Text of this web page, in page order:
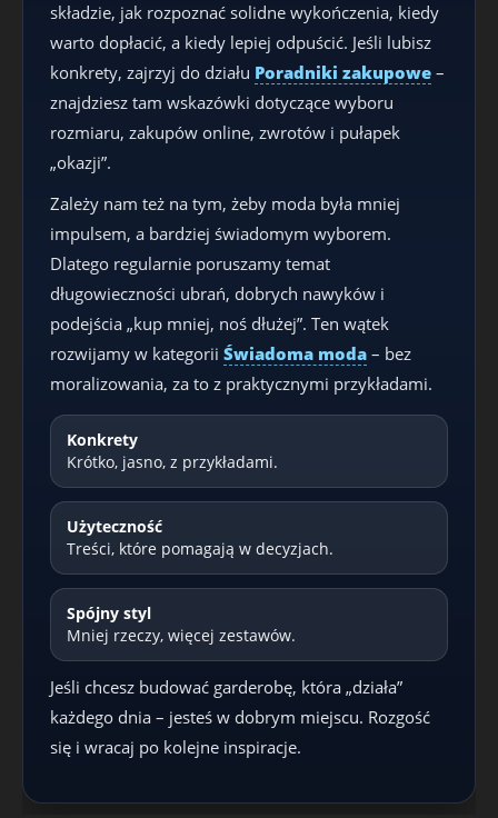
składzie, jak rozpoznać solidne wykończenia, kiedy
warto dopłacić, a kiedy lepiej odpuścić. Jeśli lubisz
konkrety, zajrzyj do działu Poradniki zakupowe –
znajdziesz tam wskazówki dotyczące wyboru
rozmiaru, zakupów online, zwrotów i pułapek
„okazji”.
Zależy nam też na tym, żeby moda była mniej
impulsem, a bardziej świadomym wyborem.
Dlatego regularnie poruszamy temat
długowieczności ubrań, dobrych nawyków i
podejścia „kup mniej, noś dłużej”. Ten wątek
rozwijamy w kategorii Świadoma moda – bez
moralizowania, za to z praktycznymi przykładami.
Konkrety
Krótko, jasno, z przykładami.
Użyteczność
Treści, które pomagają w decyzjach.
Spójny styl
Mniej rzeczy, więcej zestawów.
Jeśli chcesz budować garderobę, która „działa”
każdego dnia – jesteś w dobrym miejscu. Rozgość
się i wracaj po kolejne inspiracje.